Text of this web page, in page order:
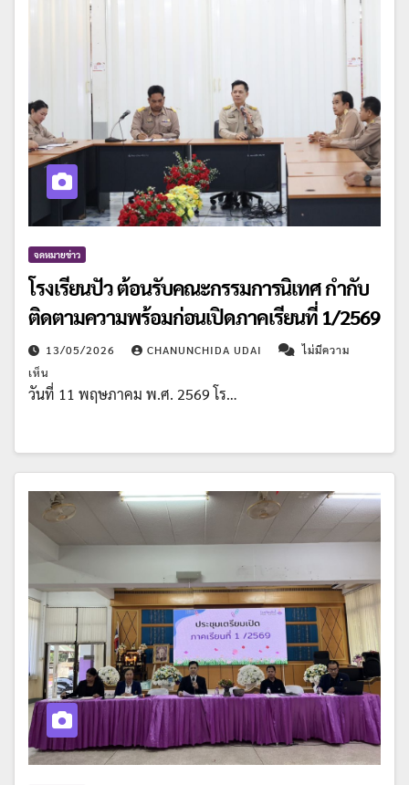
จดหมายข่าว
โรงเรียนปัว ต้อนรับคณะกรรมการนิเทศ กำกับ
ติดตามความพร้อมก่อนเปิดภาคเรียนที่ 1/2569
13/05/2026 CHANUNCHIDA UDAI
ไม่มีความ
เห็น
วันที่ 11 พฤษภาคม พ.ศ. 2569 โร…